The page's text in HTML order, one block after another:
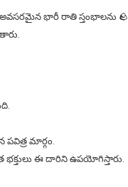
భారీ రాతి స్తంభాలను 🪨
మార్గం.
ఈ దారిని ఉపయోగిస్తారు.